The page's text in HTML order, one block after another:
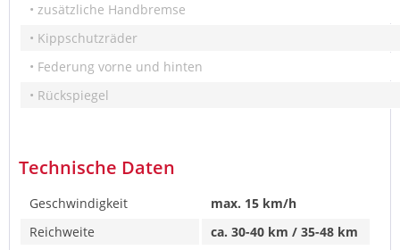
• zusätzliche Handbremse
• Kippschutzräder
• Federung vorne und hinten
• Rückspiegel
Technische Daten
Geschwindigkeit
max. 15 km/h
Reichweite
ca. 30-40 km / 35-48 km